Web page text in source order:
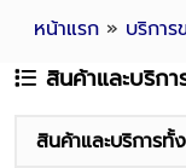
หน้าแรก » บริการ
สินค้าและบริกา
สินค้าและบริการทั้